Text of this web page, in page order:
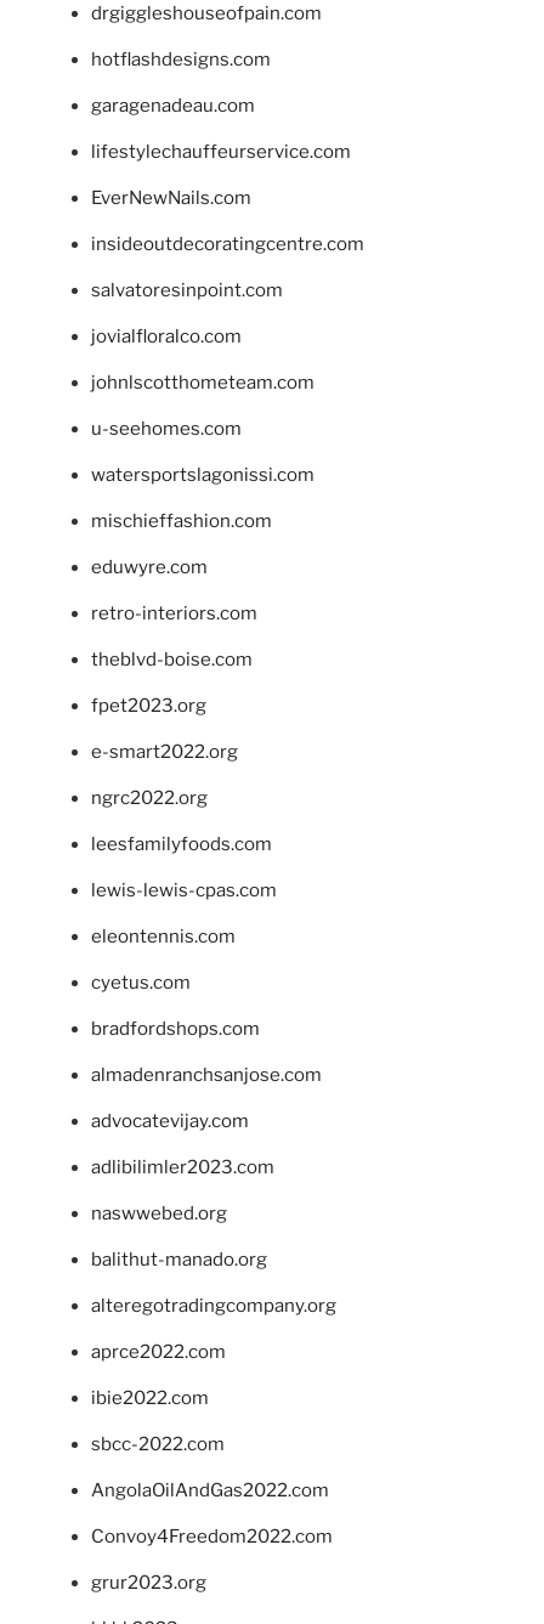
drgiggleshouseofpain.com
hotflashdesigns.com
garagenadeau.com
lifestylechauffeurservice.com
EverNewNails.com
insideoutdecoratingcentre.com
salvatoresinpoint.com
jovialfloralco.com
johnlscotthometeam.com
u-seehomes.com
watersportslagonissi.com
mischieffashion.com
eduwyre.com
retro-interiors.com
theblvd-boise.com
fpet2023.org
e-smart2022.org
ngrc2022.org
leesfamilyfoods.com
lewis-lewis-cpas.com
eleontennis.com
cyetus.com
bradfordshops.com
almadenranchsanjose.com
advocatevijay.com
adlibilimler2023.com
naswwebed.org
balithut-manado.org
alteregotradingcompany.org
aprce2022.com
ibie2022.com
sbcc-2022.com
AngolaOilAndGas2022.com
Convoy4Freedom2022.com
grur2023.org